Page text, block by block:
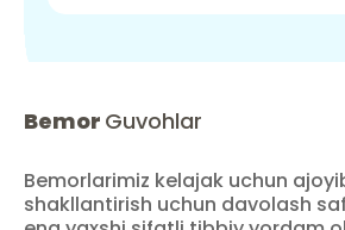
Bemor Guvohlar
Bemorlarimiz kelajak uchun
shakllantirish uchun davolash